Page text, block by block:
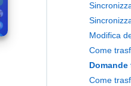
Come